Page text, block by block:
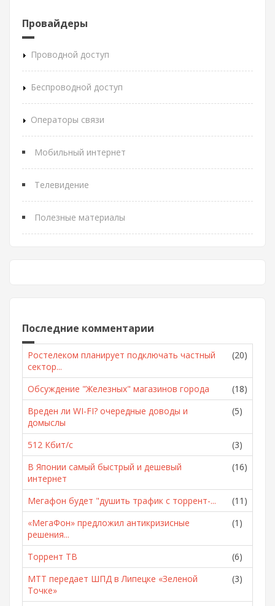
Провайдеры
Проводной доступ
Беспроводной доступ
Операторы связи
Мобильный интернет
Телевидение
Полезные материалы
Последние комментарии
Ростелеком планирует подключать частный
сектор...
(20)
Обсуждение "Железных" магазинов города
(18)
Вреден ли WI-FI? очередные доводы и
домыслы
(5)
512 Кбит/с
(3)
В Японии самый быстрый и дешевый
интернет
(16)
Мегафон будет "душить трафик с торрент-...
(11)
«МегаФон» предложил антикризисные
решения...
(1)
Торрент ТВ
(6)
МТТ передает ШПД в Липецке «Зеленой
Точке»
(3)